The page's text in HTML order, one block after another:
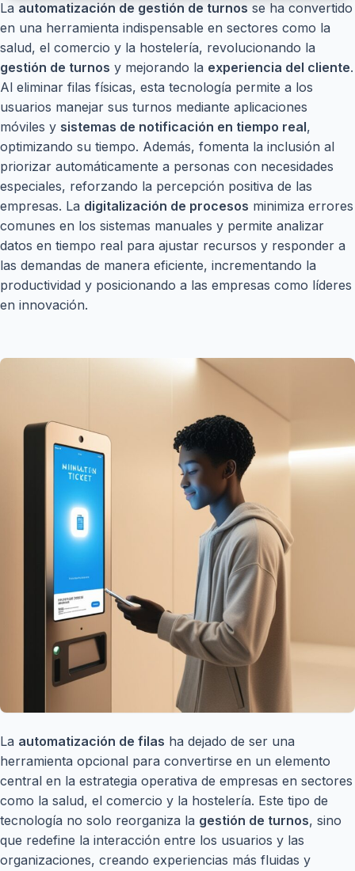
La automatización de gestión de turnos se ha convertido
en una herramienta indispensable en sectores como la
salud, el comercio y la hostelería, revolucionando la
gestión de turnos y mejorando la experiencia del cliente.
Al eliminar filas físicas, esta tecnología permite a los
usuarios manejar sus turnos mediante aplicaciones
móviles y sistemas de notificación en tiempo real,
optimizando su tiempo. Además, fomenta la inclusión al
priorizar automáticamente a personas con necesidades
especiales, reforzando la percepción positiva de las
empresas. La digitalización de procesos minimiza errores
comunes en los sistemas manuales y permite analizar
datos en tiempo real para ajustar recursos y responder a
las demandas de manera eficiente, incrementando la
productividad y posicionando a las empresas como líderes
en innovación.
La automatización de filas ha dejado de ser una
herramienta opcional para convertirse en un elemento
central en la estrategia operativa de empresas en sectores
como la salud, el comercio y la hostelería. Este tipo de
tecnología no solo reorganiza la gestión de turnos, sino
que redefine la interacción entre los usuarios y las
organizaciones, creando experiencias más fluidas y